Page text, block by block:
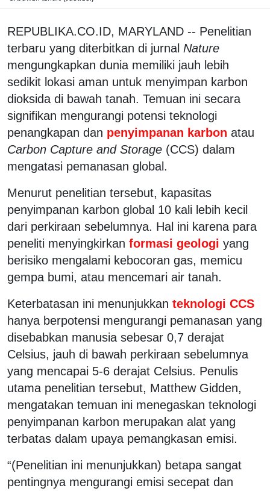
REPUBLIKA.CO.ID, MARYLAND -- Penelitian
terbaru yang diterbitkan di jurnal Nature
mengungkapkan dunia memiliki jauh lebih
sedikit lokasi aman untuk menyimpan karbon
dioksida di bawah tanah. Temuan ini secara
signifikan mengurangi potensi teknologi
penangkapan dan penyimpanan karbon atau
Carbon Capture and Storage (CCS) dalam
mengatasi pemanasan global.
Menurut penelitian tersebut, kapasitas
penyimpanan karbon global 10 kali lebih kecil
dari perkiraan sebelumnya. Hal ini karena para
peneliti menyingkirkan formasi geologi yang
berisiko mengalami kebocoran gas, memicu
gempa bumi, atau mencemari air tanah.
Keterbatasan ini menunjukkan teknologi CCS
hanya berpotensi mengurangi pemanasan yang
disebabkan manusia sebesar 0,7 derajat
Celsius, jauh di bawah perkiraan sebelumnya
yang mencapai 5-6 derajat Celsius. Penulis
utama penelitian tersebut, Matthew Gidden,
mengatakan temuan ini menegaskan teknologi
penyimpanan karbon merupakan alat yang
terbatas dalam upaya pemangkasan emisi.
“(Penelitian ini menunjukkan) betapa sangat
pentingnya mengurangi emisi secepat dan